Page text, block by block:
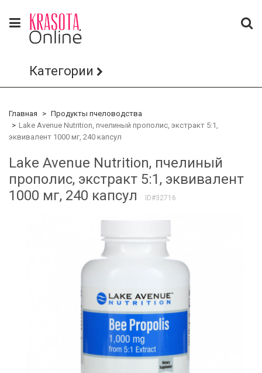
Категории
Главная
Продукты пчеловодства
Lake Avenue Nutrition, пчелиный прополис, экстракт 5:1,
эквивалент 1000 мг, 240 капсул
Lake Avenue Nutrition, пчелиный
прополис, экстракт 5:1, эквивалент
1000 мг, 240 капсул
ID#32716